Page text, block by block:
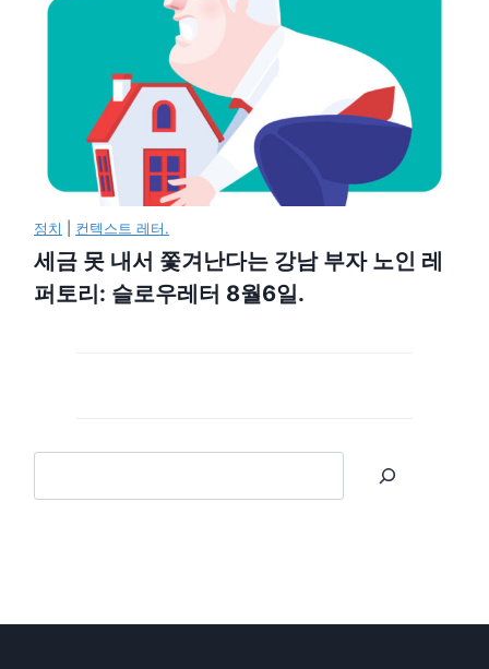
정치 컨텍스트 레터.
세금 못 내서 쫓겨난다는 강남 부자 노인 레
퍼토리: 슬로우레터 8월6일.